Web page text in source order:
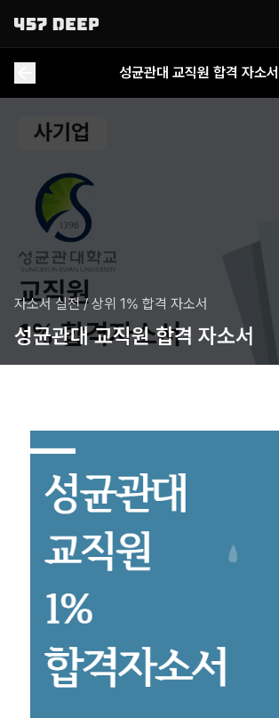
성균관대 교직원 합격 자소서
자소서 실전/상위 1% 합격 자소서
성균관대 교직원 합격 자소서